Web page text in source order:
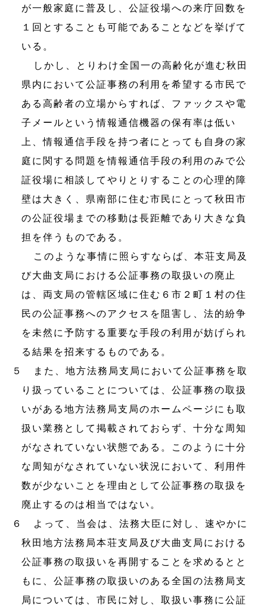
が一般家庭に普及し、公証役場への来庁回数を
１回とすることも可能であることなどを挙げて
いる。
しかし、とりわけ全国一の高齢化が進む秋田
県内において公証事務の利用を希望する市民で
ある高齢者の立場からすれば、ファックスや電
子メールという情報通信機器の保有率は低い
上、情報通信手段を持つ者にとっても自身の家
庭に関する問題を情報通信手段の利用のみで公
証役場に相談してやりとりすることの心理的障
壁は大きく、県南部に住む市民にとって秋田市
の公証役場までの移動は長距離であり大きな負
担を伴うものである。
このような事情に照らすならば、本荘支局及
び大曲支局における公証事務の取扱いの廃止
は、両支局の管轄区域に住む６市２町１村の住
民の公証事務へのアクセスを阻害し、法的紛争
を未然に予防する重要な手段の利用が妨げられ
る結果を招来するものである。
５ また、地方法務局支局において公証事務を取
り扱っていることについては、公証事務の取扱
いがある地方法務局支局のホームページにも取
扱い業務として掲載されておらず、十分な周知
がなされていない状態である。このように十分
な周知がなされていない状況において、利用件
数が少ないことを理由として公証事務の取扱を
廃止するのは相当ではない。
６ よって、当会は、法務大臣に対し、速やかに
秋田地方法務局本荘支局及び大曲支局における
公証事務の取扱いを再開することを求めるとと
もに、公証事務の取扱いのある全国の法務局支
局については、市民に対し、取扱い事務に公証